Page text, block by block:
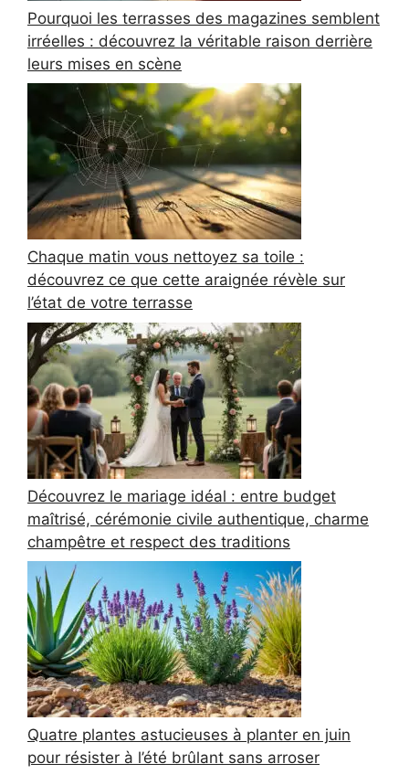
Pourquoi les terrasses des magazines semblent
irréelles : découvrez la véritable raison derrière
leurs mises en scène
Chaque matin vous nettoyez sa toile :
découvrez ce que cette araignée révèle sur
l’état de votre terrasse
Découvrez le mariage idéal : entre budget
maîtrisé, cérémonie civile authentique, charme
champêtre et respect des traditions
Quatre plantes astucieuses à planter en juin
pour résister à l’été brûlant sans arroser